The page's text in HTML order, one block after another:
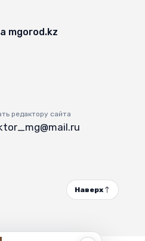
mgorod.kz
редактору сайта
Наверх